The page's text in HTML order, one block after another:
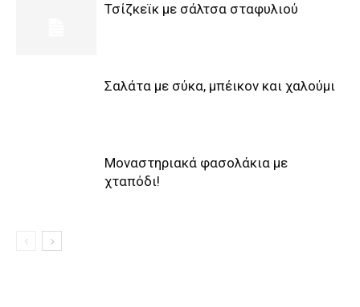
Τσίζκεϊκ με σάλτσα σταφυλιού
Σαλάτα με σύκα, μπέικον και χαλούμι
Μοναστηριακά φασολάκια με
χταπόδι!